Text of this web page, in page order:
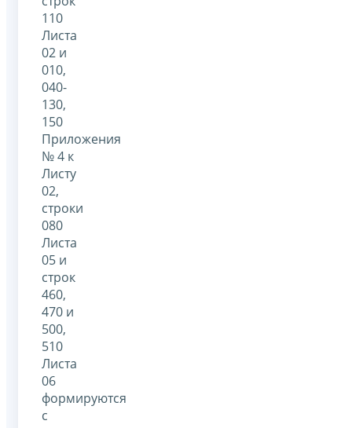
110
Листа
02 и
010,
040-
130,
150
Приложения
№ 4 к
Листу
02,
строки
080
Листа
05 и
строк
460,
470 и
500,
510
Листа
06
формируются
с